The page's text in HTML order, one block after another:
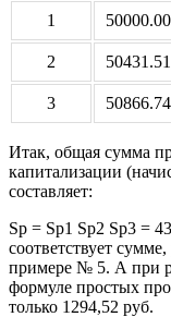
1 50000.00
2 50431.51
3 50866.74
Итак, общая сумма
капитализации
составляет:
Sp = Sp1 Sp2 Sp3 =
соответствует
примере № 5. А при
формуле простых
только 1294,52 руб.